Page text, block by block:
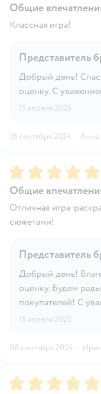
Общие
Классная игра!
Представитель
Добрый день!
оценку. С
15 апреля 2025
18 сентября 2024 · Анна
Рейтинг:5
Общие
Отличная игра-
сюжетами!
Представитель
Добрый день!
оценку. Будем
покупателей! С
15 апреля 2025
08 сентября 2024 ·
Рейтинг:5